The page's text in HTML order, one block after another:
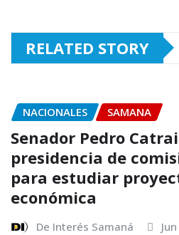
RELATED STORY
NACIONALES SAMANA
Senador Pedro
presidencia de
para estudiar
económica
De Interés Samaná